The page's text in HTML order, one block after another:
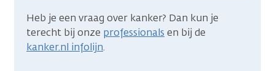
Heb je een vraag over kanker? Dan kun je
terecht bij onze professionals en bij de
kanker.nl infolijn.